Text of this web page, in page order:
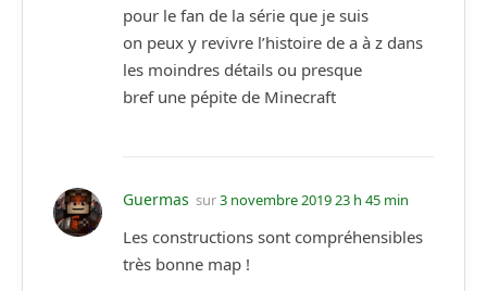
pour le fan de la série que je suis
on peux y revivre l’histoire de a à z dans
les moindres détails ou presque
bref une pépite de Minecraft
Guermas sur3 novembre 2019 23 h 45 min
Les constructions sont compréhensibles
très bonne map !